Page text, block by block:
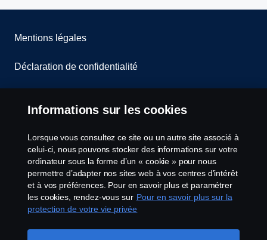
Mentions légales
Déclaration de confidentialité
Lanceurs d’alerte
Politique de cookies
Configuration des cookies
Informations sur les cookies
Lorsque vous consultez ce site ou un autre site associé à
celui-ci, nous pouvons stocker des informations sur votre
ordinateur sous la forme d’un « cookie » pour nous
permettre d’adapter nos sites web à vos centres d’intérêt
et à vos préférences. Pour en savoir plus et paramétrer
les cookies, rendez-vous sur Pour en savoir plus sur la
protection de votre vie privée